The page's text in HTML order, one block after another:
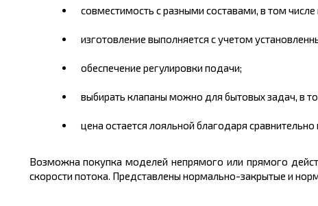
совместимость с разными составами, в том
изготовление выполняется с учетом
обеспечение регулировки подачи;
выбирать клапаны можно для бытовых задач, в
цена остается лояльной благодаря
Возможна покупка моделей непрямого или прямого
скорости потока. Представлены нормально-закрытые и